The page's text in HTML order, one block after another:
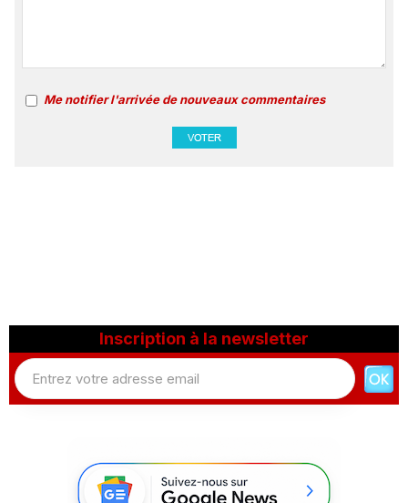
Me notifier l'arrivée de nouveaux commentaires
Inscription à la newsletter